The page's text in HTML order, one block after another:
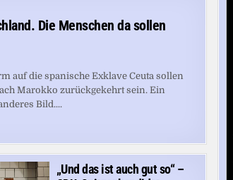
Die Menschen da sollen
auf die spanische Exklave Ceuta sollen
Marokko zurückgekehrt sein. Ein
Bild....
„Und das ist auch gut so“ –